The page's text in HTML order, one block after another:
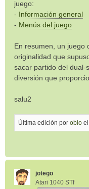
juego:
- Información general
- Menús del juego
En resumen, un juego
originalidad que
sacar partido del dual-
diversión que
salu2
Última edición por oblo
jotego
Atari 1040 STf